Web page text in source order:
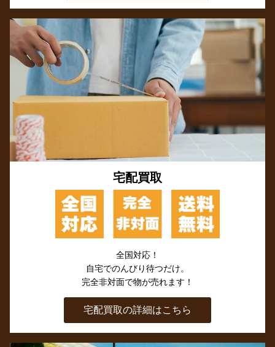
宅配買取
全国対応！
自宅でのんびり待つだけ。
完全非対面で物が売れます！
宅配買取の詳細はこちら